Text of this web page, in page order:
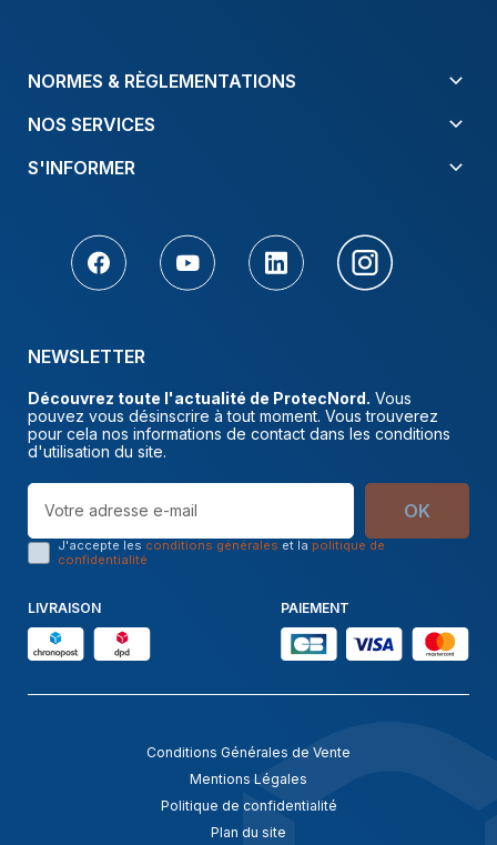
NORMES & RÈGLEMENTATIONS
NOS SERVICES
S'INFORMER
NEWSLETTER
Découvrez toute l'actualité de ProtecNord. Vous
pouvez vous désinscrire à tout moment. Vous trouverez
pour cela nos informations de contact dans les conditions
d'utilisation du site.
OK
J'accepte les conditions générales et la politique de
confidentialité
LIVRAISON PAIEMENT
Conditions Générales de Vente
Mentions Légales
Politique de confidentialité
Plan du site